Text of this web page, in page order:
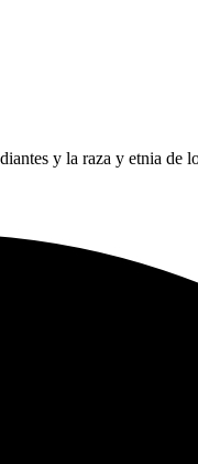
y la raza y etnia de